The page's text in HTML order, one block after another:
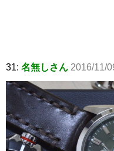
31: 名無しさん 2016/11/